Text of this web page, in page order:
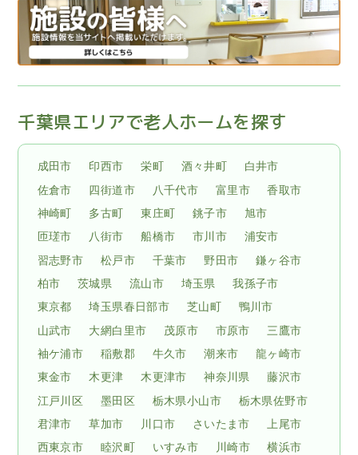
千葉県エリアで老人ホームを探す
成田市 印西市 栄町 酒々井町
白井市
佐倉市
四街道市 八千代市 富里市
香取市
神崎町
多古町 東庄町 銚子市
旭市
匝瑳市
八街市 船橋市 市川市
浦安市
習志野市
松戸市 千葉市 野田市
鎌ヶ谷市
柏市
茨城県 流山市 埼玉県
我孫子市
東京都
埼玉県春日部市 芝山町
鴨川市
山武市
大網白里市 茂原市 市原市
三鷹市
袖ケ浦市
稲敷郡 牛久市 潮来市
龍ヶ崎市
東金市
木更津 木更津市 神奈川県
藤沢市
江戸川区
墨田区 栃木県小山市
栃木県佐野市
君津市
草加市 川口市 さいたま市
上尾市
西東京市
睦沢町 いすみ市 川崎市
横浜市